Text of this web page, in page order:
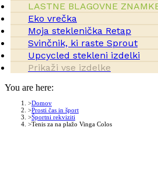
LASTNE BLAGOVNE
Eko vrečka
Moja steklenička Retap
Svinčnik, ki raste Sprout
Upcycled stekleni izdelki
Prikaži vse izdelke
You are here:
Domov
Prosti čas in šport
Športni rekviziti
Tenis za na plažo Vinga Colos